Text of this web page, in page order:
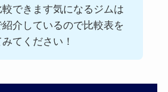
較できます気になるジムは
介しているので比較表を
てください！